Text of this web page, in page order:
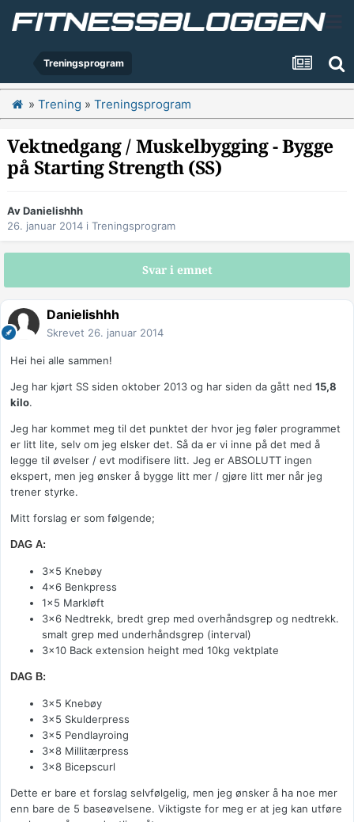
Treningsprogram
» Trening » Treningsprogram
Vektnedgang / Muskelbygging - Bygge
på Starting Strength (SS)
AvDanielishhh
26. januar 2014 i Treningsprogram
Svar i emnet
Danielishhh
Skrevet 26. januar 2014
Hei hei alle sammen!
Jeg har kjørt SS siden oktober 2013 og har siden da gått ned 15,8
kilo.
Jeg har kommet meg til det punktet der hvor jeg føler programmet
er litt lite, selv om jeg elsker det. Så da er vi inne på det med å
legge til øvelser / evt modifisere litt. Jeg er ABSOLUTT ingen
ekspert, men jeg ønsker å bygge litt mer / gjøre litt mer når jeg
trener styrke.
Mitt forslag er som følgende;
DAG A:
3×5 Knebøy
4×6 Benkpress
1×5 Markløft
3x6 Nedtrekk, bredt grep med overhåndsgrep og nedtrekk.
smalt grep med underhåndsgrep (interval)
3x10 Back extension height med 10kg vektplate
DAG B:
3×5 Knebøy
3×5 Skulderpress
3×5 Pendlayroing
3x8 Millitærpress
3x8 Bicepscurl
Dette er bare et forslag selvfølgelig, men jeg ønsker å ha noe mer
enn bare de 5 baseøvelsene. Viktigste for meg er at jeg kan utføre